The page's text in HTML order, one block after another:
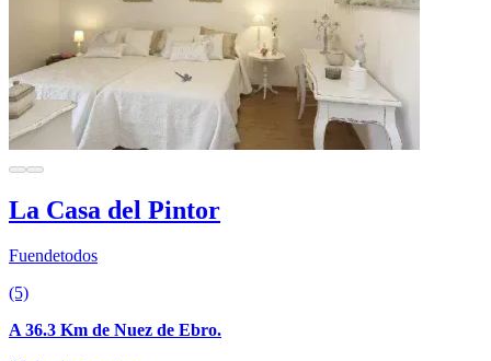
La Casa del Pintor
Fuendetodos
(5)
A 36.3 Km de Nuez de Ebro.